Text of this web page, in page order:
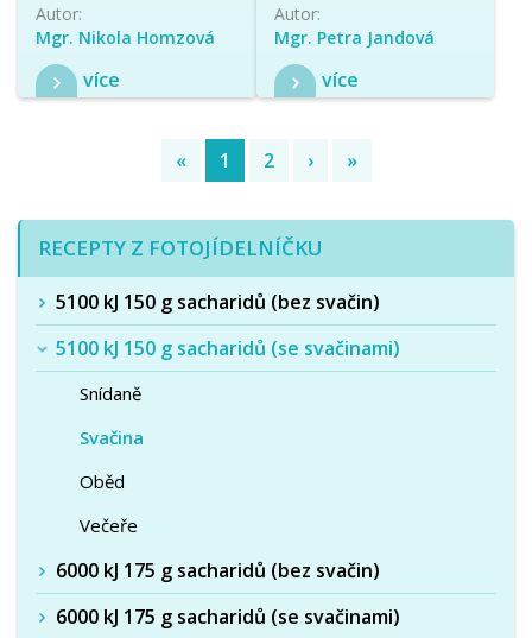
Autor:
Mgr. Nikola Homzová
více
Autor:
Mgr. Petra Jandová
více
« 1 (current)
2 › »
RECEPTY Z FOTOJÍDELNÍČKU
5100 kJ 150 g sacharidů (bez svačin)
5100 kJ 150 g sacharidů (se svačinami)
Snídaně
Svačina
Oběd
Večeře
6000 kJ 175 g sacharidů (bez svačin)
6000 kJ 175 g sacharidů (se svačinami)